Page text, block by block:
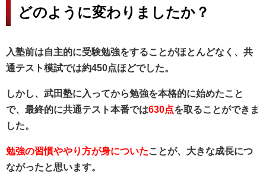
どのように変わりましたか？
入塾前は自主的に受験勉強をすることがほとんどなく、共
通テスト模試では約450点ほどでした。
しかし、武田塾に入ってから勉強を本格的に始めたこと
で、最終的に共通テスト本番では630点を取ることができま
した。
勉強の習慣ややり方が身についたことが、大きな成長につ
ながったと思います。